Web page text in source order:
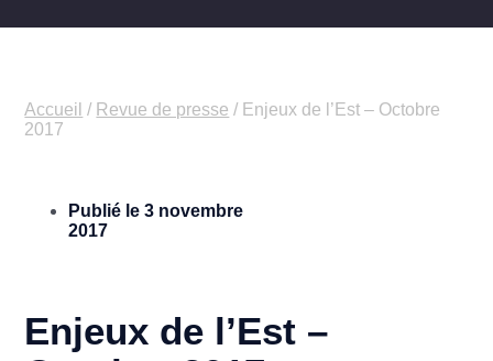
Accueil / Revue de presse / Enjeux de l’Est – Octobre
2017
Publié le 3 novembre
2017
Enjeux de l’Est –